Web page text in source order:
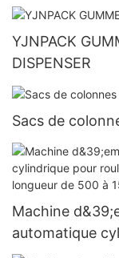
YJNPACK
DISPENSER
Sacs de
Machine
automatique